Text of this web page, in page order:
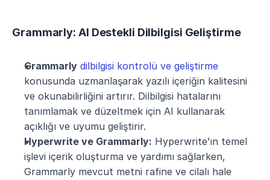
Grammarly: AI Destekli Dilbilgisi Geliştirme
Grammarly dilbilgisi kontrolü ve geliştirme
konusunda uzmanlaşarak yazılı içeriğin kalitesini
ve okunabilirliğini artırır. Dilbilgisi hatalarını
tanımlamak ve düzeltmek için AI kullanarak
açıklığı ve uyumu geliştirir.
Hyperwrite ve Grammarly: Hyperwrite’ın temel
işlevi içerik oluşturma ve yardımı sağlarken,
Grammarly mevcut metni rafine ve cilalı hale